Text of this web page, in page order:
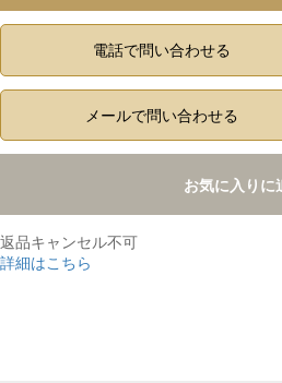
電話で問い合わせる
メールで問い合わせる
お気に入りに
返品キャンセル不可
詳細はこちら